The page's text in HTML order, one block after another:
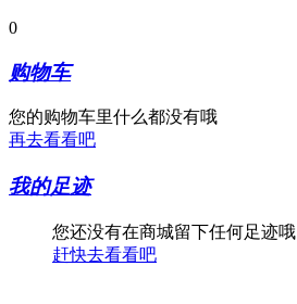
0
购物车
您的购物车里什么都没有哦
再去看看吧
我的足迹
您还没有在商城留下任何足迹哦
赶快去看看吧